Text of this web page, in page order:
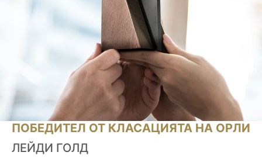
ПОБЕДИТЕЛ ОТ КЛАСАЦИЯТА НА ОРЛИ
ЛЕЙДИ ГОЛД